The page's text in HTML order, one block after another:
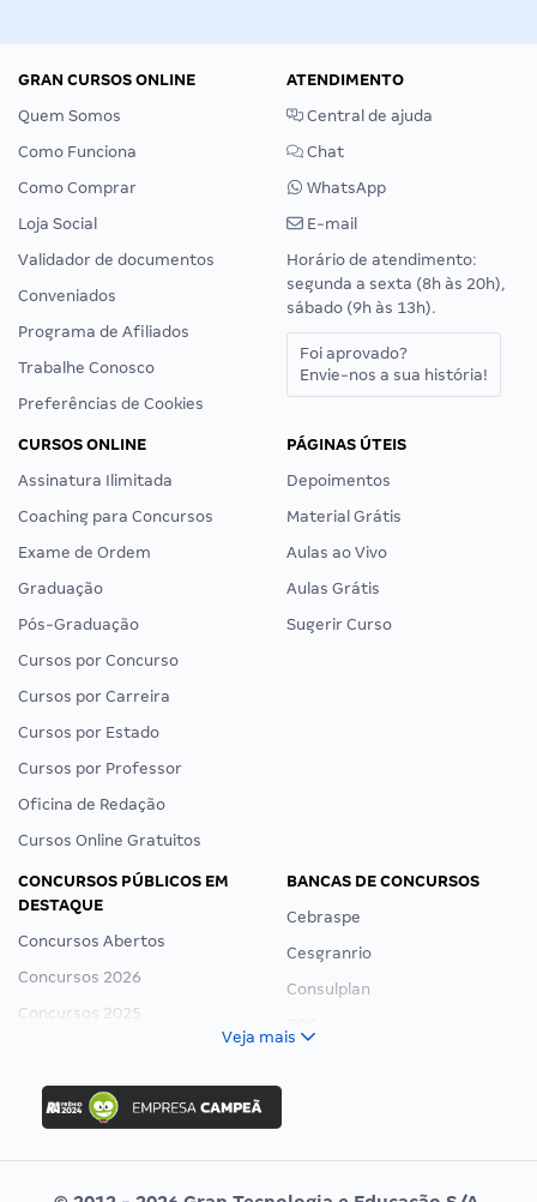
GRAN CURSOS ONLINE
Quem Somos
Como Funciona
Como Comprar
Loja Social
Validador de documentos
Conveniados
Programa de Afiliados
Trabalhe Conosco
Preferências de Cookies
ATENDIMENTO
Central de ajuda
Chat
WhatsApp
E-mail
Horário de atendimento:
segunda a sexta (8h às 20h),
sábado (9h às 13h).
Foi aprovado?
Envie-nos a sua história!
CURSOS ONLINE
Assinatura Ilimitada
Coaching para Concursos
Exame de Ordem
Graduação
Pós-Graduação
Cursos por Concurso
Cursos por Carreira
Cursos por Estado
Cursos por Professor
Oficina de Redação
Cursos Online Gratuitos
PÁGINAS ÚTEIS
Depoimentos
Material Grátis
Aulas ao Vivo
Aulas Grátis
Sugerir Curso
CONCURSOS PÚBLICOS EM
DESTAQUE
Concursos Abertos
Concursos 2026
Concursos 2025
Concurso Ibama
Concurso MPU
Editais publicados
BANCAS DE CONCURSOS
Cebraspe
Cesgranrio
Consulplan
Veja mais